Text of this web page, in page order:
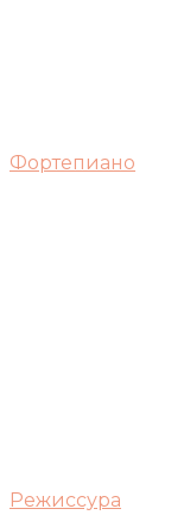
Фортепиано
Режиссура